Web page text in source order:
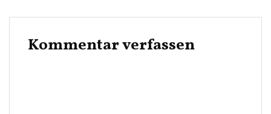
Kommentar verfassen